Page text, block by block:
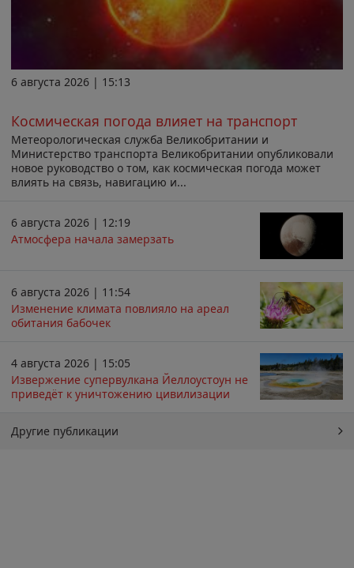
6 августа 2026 | 15:13
Космическая погода влияет на транспорт
Метеорологическая служба Великобритании и
Министерство транспорта Великобритании опубликовали
новое руководство о том, как космическая погода может
влиять на связь, навигацию и...
6 августа 2026 | 12:19
Атмосфера начала замерзать
6 августа 2026 | 11:54
Изменение климата повлияло на ареал
обитания бабочек
4 августа 2026 | 15:05
Извержение супервулкана Йеллоустоун не
приведёт к уничтожению цивилизации
Другие публикации